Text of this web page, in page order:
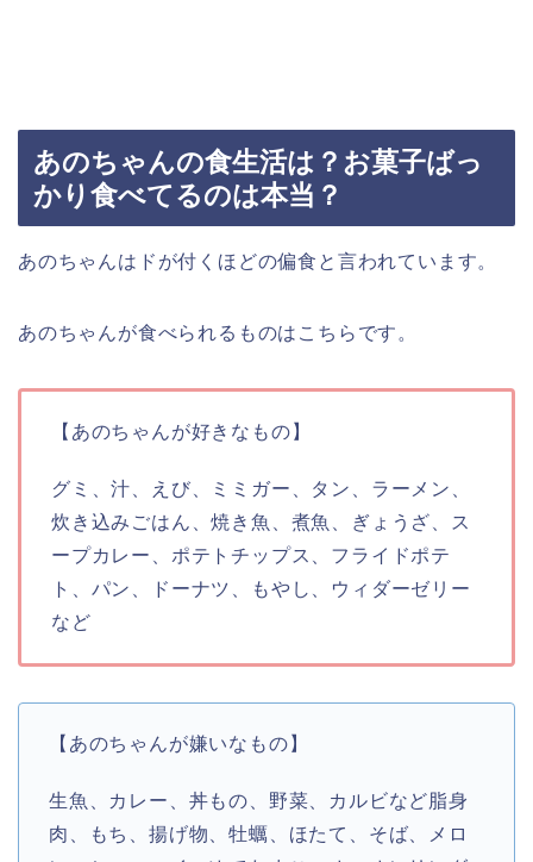
あのちゃんの食生活は？お菓子ばっ
かり食べてるのは本当？
あのちゃんはドが付くほどの偏食と言われています。
あのちゃんが食べられるものはこちらです。
【あのちゃんが好きなもの】
グミ、汁、えび、ミミガー、タン、ラーメン、
炊き込みごはん、焼き魚、煮魚、ぎょうざ、ス
ープカレー、ポテトチップス、フライドポテ
ト、パン、ドーナツ、もやし、ウィダーゼリー
など
【あのちゃんが嫌いなもの】
生魚、カレー、丼もの、野菜、カルビなど脂身
肉、もち、揚げ物、牡蠣、ほたて、そば、メロ